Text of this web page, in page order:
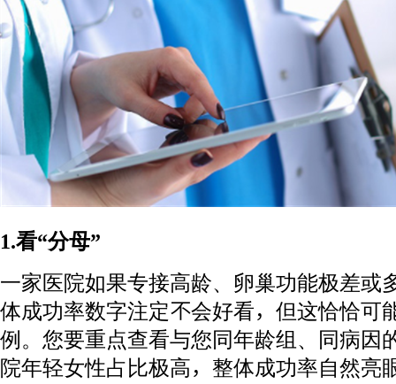
1.看“分母”
一家医院如果专接高龄、卵巢功能极差或
体成功率数字注定不会好看，但这恰恰可
例。您要重点查看与您同年龄组、同病因
院年轻女性占比极高，整体成功率自然亮